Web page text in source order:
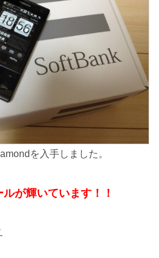
を入手しました。
が輝いています！！